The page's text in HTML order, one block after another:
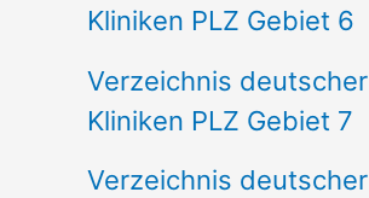
Kliniken PLZ Gebiet 6
Verzeichnis deutscher
Kliniken PLZ Gebiet 7
Verzeichnis deutscher